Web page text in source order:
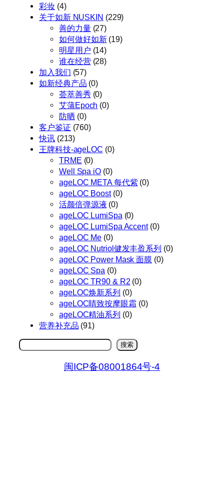
彩妆(4)
关于如新 NUSKIN (229)
善的力量(27)
如何做好如新(19)
明星用户 (14)
谁在经营(28)
加入我们 (57)
如新经典产品 (0)
荟萃善秀 (0)
艾蒲Epoch (0)
防晒 (0)
客户鉴证 (760)
快讯(213)
王牌科技-ageLOC (0)
TRME (0)
Well Spa iO(0)
ageLOC META 每代紫(0)
ageLOC Boost(0)
活颜倍弹源液 (0)
ageLOC LumiSpa (0)
ageLOC LumiSpa Accent(0)
ageLOC Me (0)
ageLOC Nutriol健发丰盈系列 (0)
ageLOC Power Mask 面膜 (0)
ageLOC Spa (0)
ageLOC TR90 & R2 (0)
ageLOC焕新系列 (0)
ageLOC睛致按摩眼霜 (0)
ageLOC精油系列 (0)
营养补充品 (91)
搜
搜索
闽ICP备08001864号-4